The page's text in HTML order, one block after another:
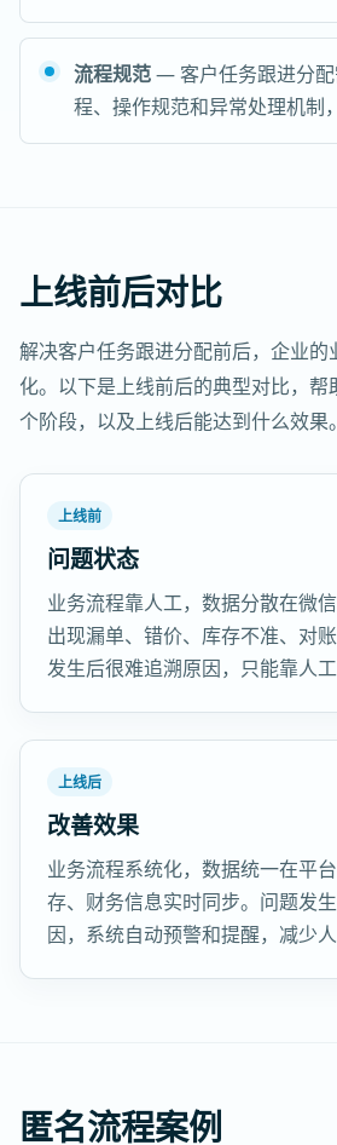
流程规范— 客户任务跟进分
程、操作规范和异常处理机制
上线前后对比
解决客户任务跟进分配前后，企业的
化。以下是上线前后的典型对比，
个阶段，以及上线后能达到什么效果。
上线前
问题状态
业务流程靠人工，数据分散在微
出现漏单、错价、库存不准、对
发生后很难追溯原因，只能靠人工
上线后
改善效果
业务流程系统化，数据统一在平
存、财务信息实时同步。问题发
因，系统自动预警和提醒，减少人
匿名流程案例